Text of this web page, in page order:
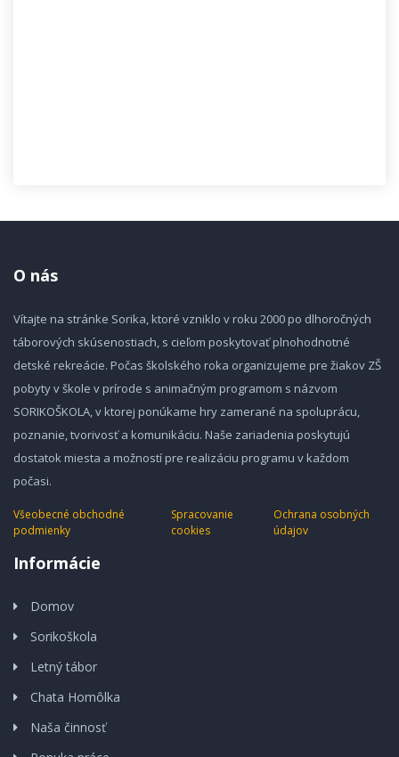
O nás
Vítajte na stránke Sorika, ktoré vzniklo v roku 2000 po dlhoročných
táborových skúsenostiach, s cieľom poskytovať plnohodnotné
detské rekreácie. Počas školského roka organizujeme pre žiakov ZŠ
pobyty v škole v prírode s animačným programom s názvom
SORIKOŠKOLA, v ktorej ponúkame hry zamerané na spoluprácu,
poznanie, tvorivosť a komunikáciu. Naše zariadenia poskytujú
dostatok miesta a možností pre realizáciu programu v každom
počasi.
Všeobecné obchodné
podmienky
Spracovanie
cookies
Ochrana osobných
údajov
Informácie
Domov
Sorikoškola
Letný tábor
Chata Homôlka
Naša činnosť